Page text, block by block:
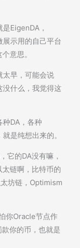
EigenDA，
示用的自己平台
意思。
太早，可能会说
没什么，我觉得这
DA，各种
是纯想出来的。
它的DA没有嘛，
链啊，比特币的
坊链，Optimism
你Oracle节点作
你的币，也就是